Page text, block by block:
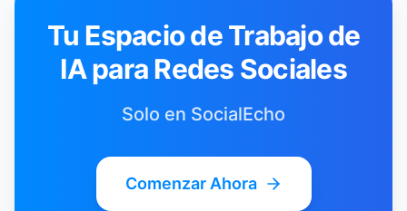
Tu Espacio de Trabajo de
IA para Redes Sociales
Solo en SocialEcho
Comenzar Ahora